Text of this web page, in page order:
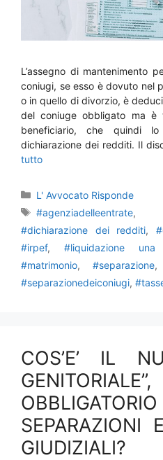
L’assegno di mantenimento
coniugi, se esso è dovuto nel
o in quello di divorzio, è
del coniuge obbligato ma
beneficiario, che quindi
dichiarazione dei redditi. Il
tutto
Categorie
L' Avvocato Risponde
Tag
#agenziadelleentrate
#dichiarazione dei redditi,
#irpef, #liquidazione una
#matrimonio, #separazione
#separazionedeiconiugi,
COS’E’ IL
SEPARAZIONI
GIUDIZIALI?